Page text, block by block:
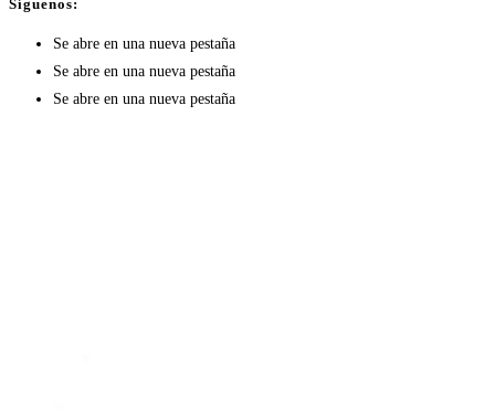
Síguenos:
Se abre en una nueva pestaña
Se abre en una nueva pestaña
Se abre en una nueva pestaña